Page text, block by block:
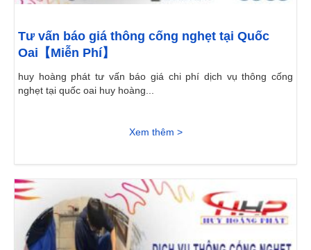
Tư vấn báo giá thông cống nghẹt tại Quốc
Oai【Miễn Phí】
huy hoàng phát tư vấn báo giá chi phí dịch vụ thông cống
nghẹt tại quốc oai huy hoàng...
Xem thêm >